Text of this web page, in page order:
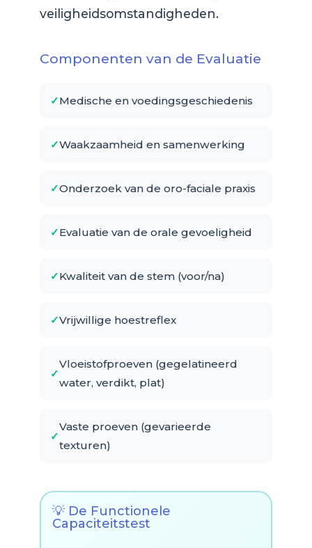
veiligheidsomstandigheden.
Componenten van de Evaluatie
Medische en voedingsgeschiedenis
Waakzaamheid en samenwerking
Onderzoek van de oro-faciale praxis
Evaluatie van de orale gevoeligheid
Kwaliteit van de stem (voor/na)
Vrijwillige hoestreflex
Vloeistofproeven (gegelatineerd
water, verdikt, plat)
Vaste proeven (gevarieerde
texturen)
💡 De Functionele
Capaciteitstest